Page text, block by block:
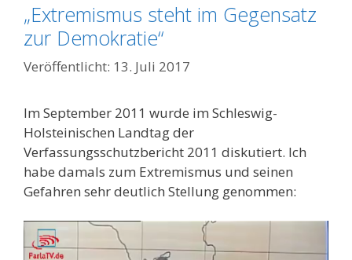
„Extremismus steht im Gegensatz
zur Demokratie“
13. Juli 2017
Im September 2011 wurde im Schleswig-
Holsteinischen Landtag der
Verfassungsschutzbericht 2011 diskutiert. Ich
habe damals zum Extremismus und seinen
Gefahren sehr deutlich Stellung genommen:
Video-
Player